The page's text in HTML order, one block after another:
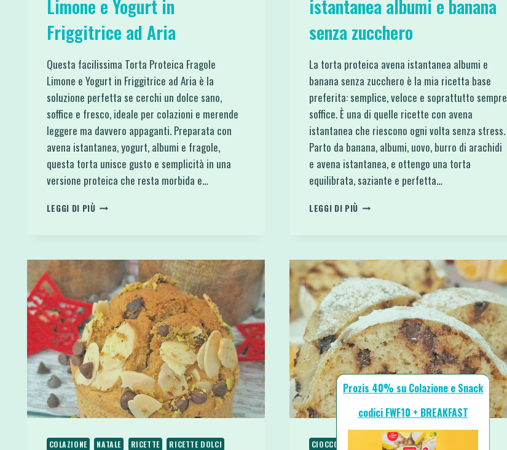
Limone e Yogurt in
Friggitrice ad Aria
Questa facilissima Torta Proteica Fragole
Limone e Yogurt in Friggitrice ad Aria è la
soluzione perfetta se cerchi un dolce sano,
soffice e fresco, ideale per colazioni e merende
leggere ma davvero appaganti. Preparata con
avena istantanea, yogurt, albumi e fragole,
questa torta unisce gusto e semplicità in una
versione proteica che resta morbida e…
LEGGI DI PIÙTORTA
FRIGGITRICE
AD
ARIA
istantanea albumi e banana
senza zucchero
La torta proteica avena istantanea albumi e
banana senza zucchero è la mia ricetta base
preferita: semplice, veloce e soprattutto sempre
soffice. È una di quelle ricette con avena
istantanea che riescono ogni volta senza stress.
Parto da banana, albumi, uovo, burro di arachidi
e avena istantanea, e ottengo una torta
equilibrata, saziante e perfetta…
LEGGI DI PIÙ TORTA
E
BANANA
SENZA
ZUCCHERO
COLAZIONE NATALE RICETTE
RICETTE DOLCI
CIOCCOLATO COLAZIONE
RICETTE
Prozis 40% su Colazione e Snack
codici FWF10 + BREAKFAST